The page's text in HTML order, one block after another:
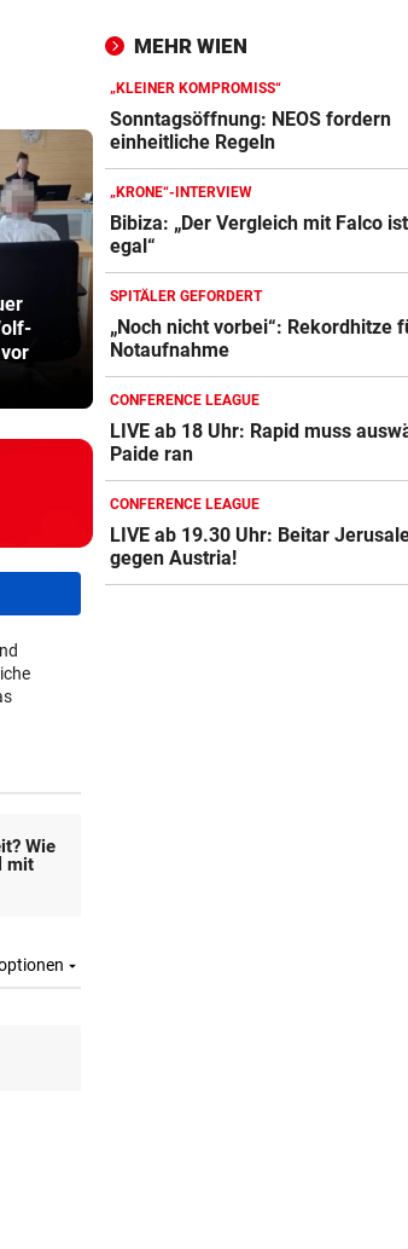
Früher Sommer-
Start: „Endlich
verletzungsfrei!“
MEHR WIEN
„KLEINER KOMPROMISS“
Sonntagsöffnung: NEOS fordern
einheitliche Regeln
„KRONE“-INTERVIEW
Bibiza: „Der Vergleich mit Falco
egal“
SPITÄLER GEFORDERT
„Noch nicht vorbei“: Rekordhitze
Notaufnahme
CONFERENCE LEAGUE
LIVE ab 18 Uhr: Rapid muss
Paide ran
CONFERENCE LEAGUE
LIVE ab 19.30 Uhr: Beitar
gegen Austria!